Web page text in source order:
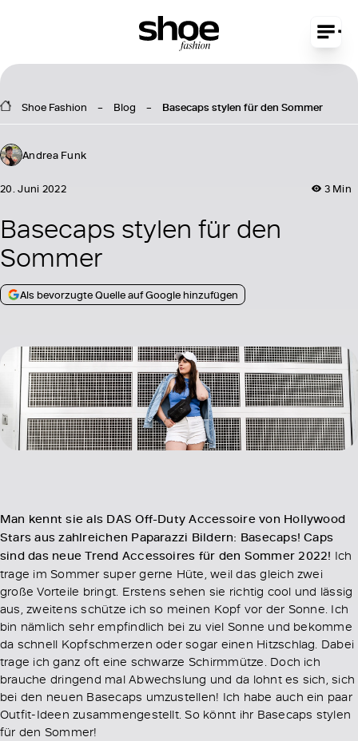
Shoe Fashion Blog Basecaps stylen für den Sommer
Andrea Funk
3 Min
20. Juni 2022
Basecaps stylen für den
Sommer
Als bevorzugte Quelle auf Google hinzufügen
Man kennt sie als DAS Off-Duty Accessoire von Hollywood
Stars aus zahlreichen Paparazzi Bildern: Basecaps! Caps
sind das neue Trend Accessoires für den Sommer 2022! Ich
trage im Sommer super gerne Hüte, weil das gleich zwei
große Vorteile bringt. Erstens sehen sie richtig cool und lässig
aus, zweitens schütze ich so meinen Kopf vor der Sonne. Ich
bin nämlich sehr empfindlich bei zu viel Sonne und bekomme
da schnell Kopfschmerzen oder sogar einen Hitzschlag. Dabei
trage ich ganz oft eine schwarze Schirmmütze. Doch ich
brauche dringend mal Abwechslung und da lohnt es sich, sich
bei den neuen Basecaps umzustellen! Ich habe auch ein paar
Outfit-Ideen zusammengestellt. So könnt ihr Basecaps stylen
für den Sommer!